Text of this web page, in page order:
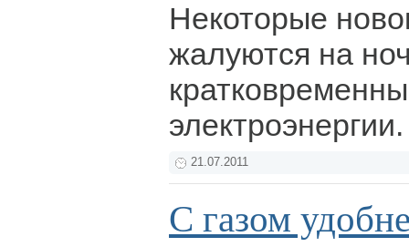
Некоторые
жалуются на
21.07.2011
С газом